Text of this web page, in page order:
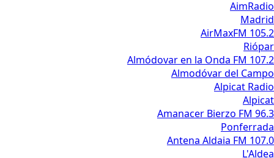
AimRadio
Madrid
AirMaxFM 105.2
Riópar
Almódovar en la Onda FM 107.2
Almodóvar del Campo
Alpicat Radio
Alpicat
Amanacer Bierzo FM 96.3
Ponferrada
Antena Aldaia FM 107.0
L'Aldea